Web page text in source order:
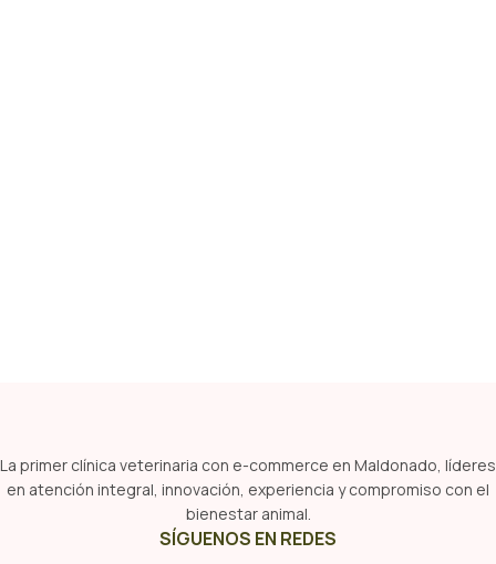
La primer clínica veterinaria con e-commerce en Maldonado, líderes
en atención integral, innovación, experiencia y compromiso con el
bienestar animal.
SÍGUENOS EN REDES